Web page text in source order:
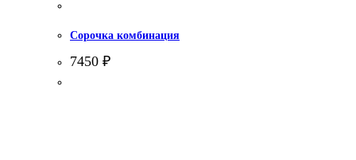
Сорочка комбинация
7450 ₽